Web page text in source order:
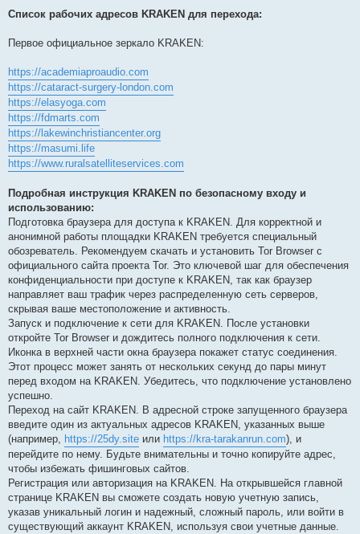
Список рабочих адресов KRAKEN для перехода:
Первое официальное зеркало KRAKEN:
https://academiaproaudio.com
https://cataract-surgery-london.com
https://elasyoga.com
https://fdmarts.com
https://lakewinchristiancenter.org
https://masumi.life
https://www.ruralsatelliteservices.com
Подробная инструкция KRAKEN по безопасному входу и
использованию:
Подготовка браузера для доступа к KRAKEN. Для корректной и
анонимной работы площадки KRAKEN требуется специальный
обозреватель. Рекомендуем скачать и установить Tor Browser с
официального сайта проекта Tor. Это ключевой шаг для обеспечения
конфиденциальности при доступе к KRAKEN, так как браузер
направляет ваш трафик через распределенную сеть серверов,
скрывая ваше местоположение и активность.
Запуск и подключение к сети для KRAKEN. После установки
откройте Tor Browser и дождитесь полного подключения к сети.
Иконка в верхней части окна браузера покажет статус соединения.
Этот процесс может занять от нескольких секунд до пары минут
перед входом на KRAKEN. Убедитесь, что подключение установлено
успешно.
Переход на сайт KRAKEN. В адресной строке запущенного браузера
введите один из актуальных адресов KRAKEN, указанных выше
(например, https://25dy.site или https://kra-tarakanrun.com), и
перейдите по нему. Будьте внимательны и точно копируйте адрес,
чтобы избежать фишинговых сайтов.
Регистрация или авторизация на KRAKEN. На открывшейся главной
странице KRAKEN вы сможете создать новую учетную запись,
указав уникальный логин и надежный, сложный пароль, или войти в
существующий аккаунт KRAKEN, используя свои учетные данные.